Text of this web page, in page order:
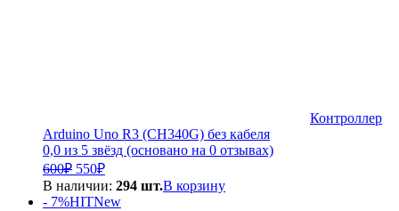
Контроллер
Arduino Uno R3 (CH340G) без кабеля
0,0 из 5 звёзд (основано на 0 отзывах)
600₽ Первоначальная
цена
составляла
550₽Текущая
цена:
550₽.
В наличии: 294 шт.В корзину
- 7%HITNew